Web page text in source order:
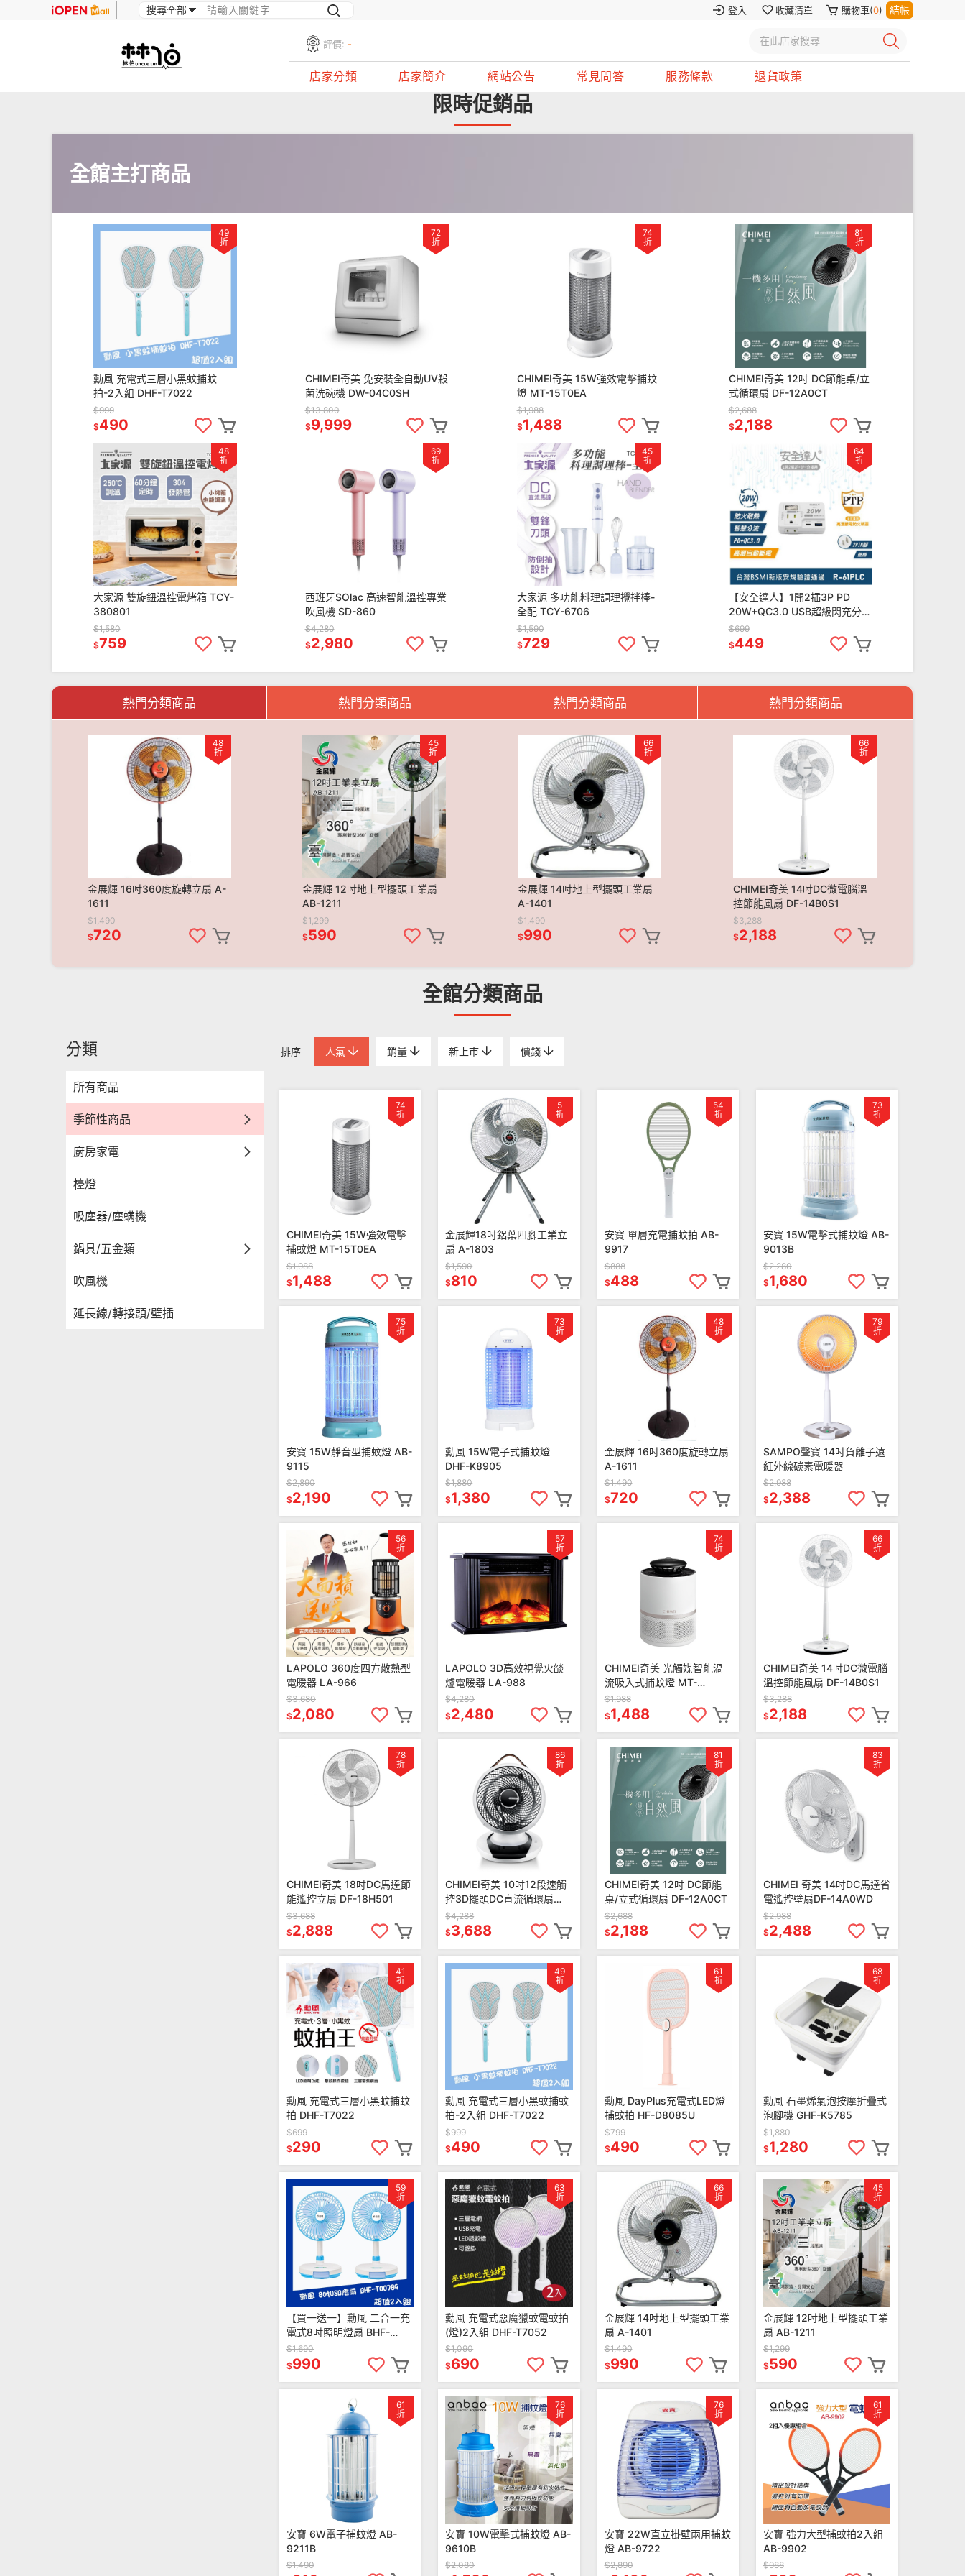
登入 收藏清單 購物車(0) 結帳
評價: -
店家分類 店家簡介 網站公告 常見問答 服務條款 退貨政策
限時促銷品
全館主打商品
49
折
勳風 充電式三層小黑蚊捕蚊
拍-2入組 DHF-T7022
$999
$490
72
折
CHIMEI奇美 免安裝全自動UV殺
菌洗碗機 DW-04C0SH
$13,800
$9,999
74
折
CHIMEI奇美 15W強效電擊捕蚊
燈 MT-15T0EA
$1,988
$1,488
81
折
CHIMEI奇美 12吋 DC節能桌/立
式循環扇 DF-12A0CT
$2,688
$2,188
48
折
大家源 雙旋鈕溫控電烤箱 TCY-
380801
$1,580
$759
69
折
西班牙SOlac 高速智能溫控專業
吹風機 SD-860
$4,280
$2,980
45
折
大家源 多功能料理調理攪拌棒-
全配 TCY-6706
$1,590
$729
64
折
【安全達人】1開2插3P PD
20W+QC3.0 USB超級閃充分接
器（壁插）R-61PLC
$699
$449
熱門分類商品 熱門分類商品 熱門分類商品 熱門分類商品
48
折
金展輝 16吋360度旋轉立扇 A-
1611
$1,490
$720
45
折
金展輝 12吋地上型擺頭工業扇
AB-1211
$1,299
$590
66
折
金展輝 14吋地上型擺頭工業扇
A-1401
$1,490
$990
66
折
CHIMEI奇美 14吋DC微電腦溫
控節能風扇 DF-14B0S1
$3,288
$2,188
全館分類商品
分類
所有商品
季節性商品
廚房家電
檯燈
吸塵器/塵螨機
鍋具/五金類
吹風機
延長線/轉接頭/壁插
排序 人氣 銷量 新上市 價錢
74
折
CHIMEI奇美 15W強效電擊
捕蚊燈 MT-15T0EA
$1,988
$1,488
5
折
金展輝18吋鋁葉四腳工業立
扇 A-1803
$1,590
$810
54
折
安寶 單層充電捕蚊拍 AB-
9917
$888
$488
73
折
安寶 15W電擊式捕蚊燈 AB-
9013B
$2,280
$1,680
75
折
安寶 15W靜音型捕蚊燈 AB-
9115
$2,890
$2,190
73
折
勳風 15W電子式捕蚊燈
DHF-K8905
$1,880
$1,380
48
折
金展輝 16吋360度旋轉立扇
A-1611
$1,490
$720
79
折
SAMPO聲寶 14吋負離子遠
紅外線碳素電暖器
$2,988
$2,388
56
折
LAPOLO 360度四方散熱型
電暖器 LA-966
$3,680
$2,080
57
折
LAPOLO 3D高效視覺火燄
爐電暖器 LA-988
$4,280
$2,480
74
折
CHIMEI奇美 光觸媒智能渦
流吸入式捕蚊燈 MT-
07T5SA
$1,988
$1,488
66
折
CHIMEI奇美 14吋DC微電腦
溫控節能風扇 DF-14B0S1
$3,288
$2,188
78
折
CHIMEI奇美 18吋DC馬達節
能遙控立扇 DF-18H501
$3,688
$2,888
86
折
CHIMEI奇美 10吋12段速觸
控3D擺頭DC直流循環扇
DF-10A0CD
$4,288
$3,688
81
折
CHIMEI奇美 12吋 DC節能
桌/立式循環扇 DF-12A0CT
$2,688
$2,188
83
折
CHIMEI 奇美 14吋DC馬達省
電遙控壁扇DF-14A0WD
$2,988
$2,488
41
折
勳風 充電式三層小黑蚊捕蚊
拍 DHF-T7022
$699
$290
49
折
勳風 充電式三層小黑蚊捕蚊
拍-2入組 DHF-T7022
$999
$490
61
折
勳風 DayPlus充電式LED燈
捕蚊拍 HF-D8085U
$799
$490
68
折
勳風 石墨烯氣泡按摩折疊式
泡腳機 GHF-K5785
$1,880
$1,280
59
折
【買一送一】勳風 二合一充
電式8吋照明燈扇 BHF-
T00789
$1,690
$990
63
折
勳風 充電式惡魔獵蚊電蚊拍
(燈)2入組 DHF-T7052
$1,090
$690
66
折
金展輝 14吋地上型擺頭工業
扇 A-1401
$1,490
$990
45
折
金展輝 12吋地上型擺頭工業
扇 AB-1211
$1,299
$590
61
折
安寶 6W電子捕蚊燈 AB-
9211B
$1,490
76
折
安寶 10W電擊式捕蚊燈 AB-
9610B
$2,080
76
折
安寶 22W直立掛壁兩用捕蚊
燈 AB-9722
$2,890
61
折
安寶 強力大型捕蚊拍2入組
AB-9902
$988